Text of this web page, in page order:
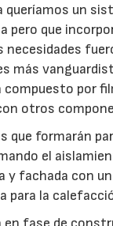
queríamos un
pero que
necesidades
más
por
otros
que formarán
el
y fachada con
la